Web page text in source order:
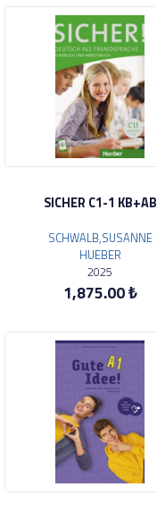
SICHER C1-1 KB+AB
SCHWALB,SUSANNE
HUEBER
2025
1,875.00 ₺